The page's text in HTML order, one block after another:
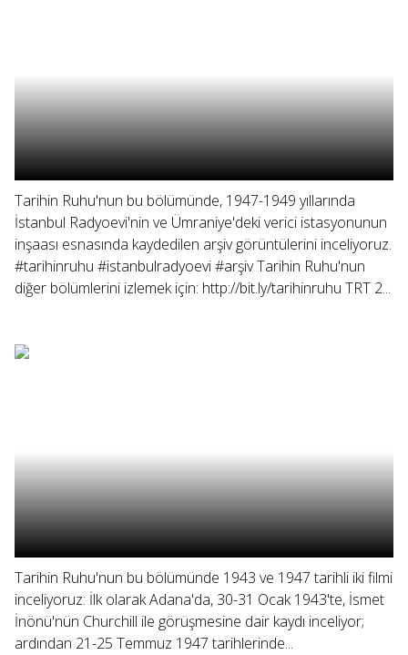
Tarihin Ruhu'nun bu bölümünde, 1947-1949 yıllarında
İstanbul Radyoevi'nin ve Ümraniye'deki verici istasyonunun
inşaası esnasında kaydedilen arşiv görüntülerini inceliyoruz.
#tarihinruhu #istanbulradyoevi #arşiv Tarihin Ruhu'nun
diğer bölümlerini izlemek için: http://bit.ly/tarihinruhu TRT 2...
Tarihin Ruhu'nun bu bölümünde 1943 ve 1947 tarihli iki filmi
inceliyoruz: İlk olarak Adana'da, 30-31 Ocak 1943'te, İsmet
İnönü'nün Churchill ile görüşmesine dair kaydı inceliyor;
ardından 21-25 Temmuz 1947 tarihlerinde...